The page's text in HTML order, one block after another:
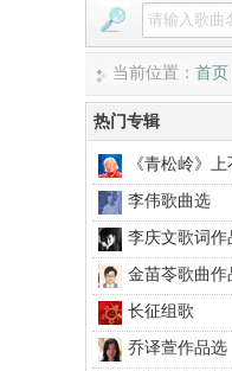
当前位置： 首页
热门专辑
《青松岭》
李伟歌曲选
李庆文歌词作
金苗苓歌曲作
长征组歌
乔译萱作品选